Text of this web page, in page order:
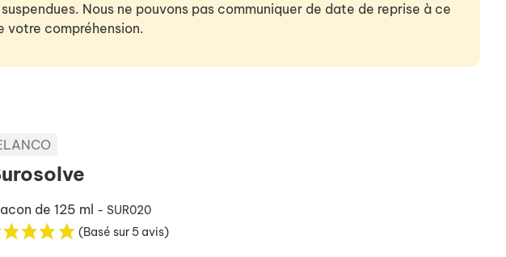
Nous ne pouvons pas communiquer de date de reprise à ce
votre compréhension.
de 125 ml - SUR020
(Basé sur 5 avis)